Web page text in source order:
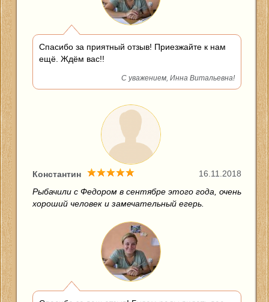
Спасибо за приятный отзыв! Приезжайте к нам
ещё. Ждём вас!!
С уважением, Инна Витальевна!
16.11.2018
Константин
Рыбачили с Федором в сентябре этого года, очень
хороший человек и замечательный егерь.